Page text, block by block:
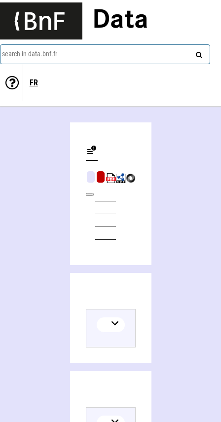
Data
search in data.bnf.fr
FR